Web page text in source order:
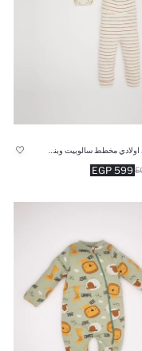
599 EGP